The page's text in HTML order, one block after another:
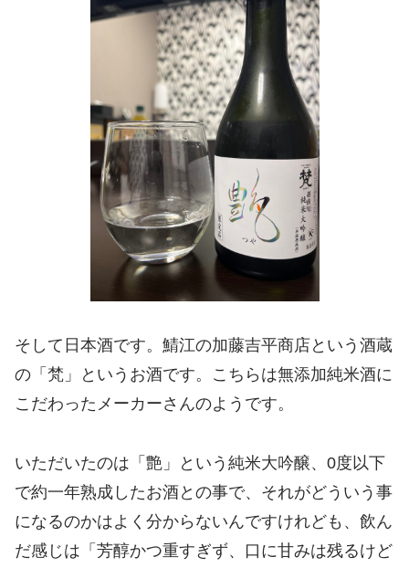
そして日本酒です。鯖江の加藤吉平商店という酒蔵
の「梵」というお酒です。こちらは無添加純米酒に
こだわったメーカーさんのようです。
いただいたのは「艶」という純米大吟醸、0度以下
で約一年熟成したお酒との事で、それがどういう事
になるのかはよく分からないんですけれども、飲ん
だ感じは「芳醇かつ重すぎず、口に甘みは残るけど